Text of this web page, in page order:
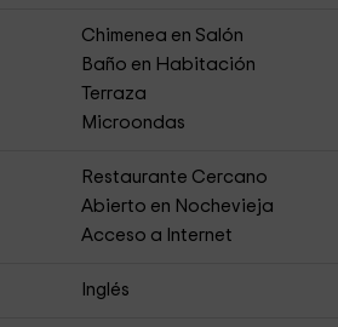
Chimenea en Salón
Baño en Habitación
Terraza
Microondas
Restaurante Cercano
Abierto en Nochevieja
Acceso a Internet
Inglés